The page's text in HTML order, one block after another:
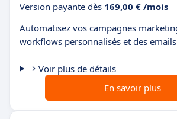
Version payante dès 169,00 € /mois
Automatisez vos campagnes
workflows personnalisés et des
Voir plus de détails
En savoir plus